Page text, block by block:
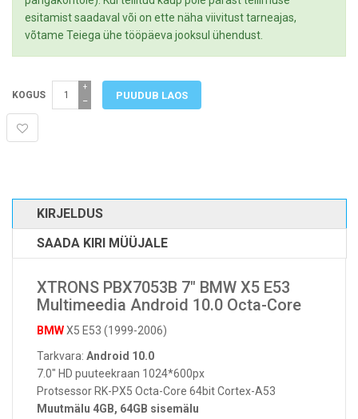
esitamist saadaval või on ette näha viivitust tarneajas,
võtame Teiega ühe tööpäeva jooksul ühendust.
KOGUS −
+
KIRJELDUS
SAADA KIRI MÜÜJALE
XTRONS PBX7053B 7" BMW X5 E53
Multimeedia Android 10.0 Octa-Core
BMWX5 E53 (1999-2006)
Tarkvara: Android 10.0
7.0" HD puuteekraan 1024*600px
Protsessor RK-PX5 Octa-Core 64bit Cortex-A53
Muutmälu 4GB, 64GB sisemälu